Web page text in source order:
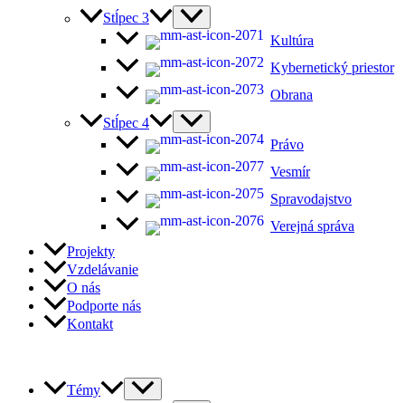
Stĺpec 3
Kultúra
Kybernetický priestor
Obrana
Stĺpec 4
Právo
Vesmír
Spravodajstvo
Verejná správa
Projekty
Vzdelávanie
O nás
Podporte nás
Kontakt
Témy